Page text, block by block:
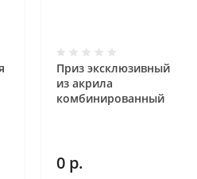
Приз эксклюзивный
из акрила
комбинированный
0 р.